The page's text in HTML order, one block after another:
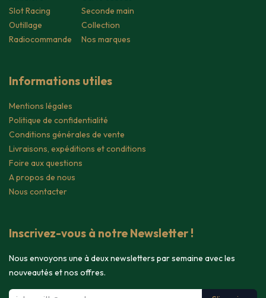
Slot Racing
Outillage
Radiocommande
Seconde main
Collection
Nos marques
Informations utiles
Mentions légales
Politique de confidentialité
Conditions générales de vente
Livraisons, expéditions et conditions
Foire aux questions
A propos de nous
Nous contacter
Inscrivez-vous à notre Newsletter !
Nous envoyons une à deux newsletters par semaine avec les
nouveautés et nos offres.